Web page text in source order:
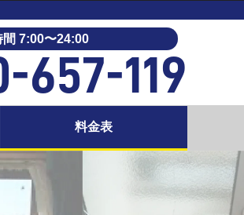
間 7:00〜24:00
657-119
料金表